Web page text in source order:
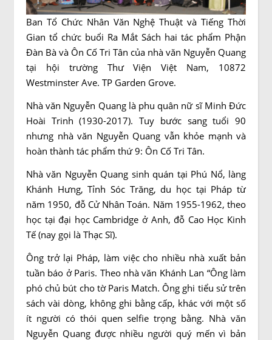
Ban Tổ Chức Nhân Văn Nghệ Thuật và Tiếng Thời
Gian tổ chức buổi Ra Mắt Sách hai tác phẩm Phận
Đàn Bà và Ôn Cố Tri Tân của nhà văn Nguyễn Quang
tại hội trường Thư Viện Việt Nam, 10872
Westminster Ave. TP Garden Grove.
Nhà văn Nguyễn Quang là phu quân nữ sĩ Minh Đức
Hoài Trinh (1930-2017). Tuy bước sang tuổi 90
nhưng nhà văn Nguyễn Quang vẫn khỏe mạnh và
hoàn thành tác phẩm thứ 9: Ôn Cố Tri Tân.
Nhà văn Nguyễn Quang sinh quán tại Phú Nổ, làng
Khánh Hưng, Tỉnh Sóc Trăng, du học tại Pháp từ
năm 1950, đỗ Cử Nhân Toán. Năm 1955-1962, theo
học tại đại học Cambridge ở Anh, đỗ Cao Học Kinh
Tế (nay gọi là Thạc Sĩ).
Ông trở lại Pháp, làm việc cho nhiều nhà xuất bản
tuần báo ở Paris. Theo nhà văn Khánh Lan “Ông làm
phó chủ bút cho tờ Paris Match. Ông ghi tiểu sử trên
sách vài dòng, không ghi bằng cấp, khác với một số
ít người có thói quen selfie trọng bằng. Nhà văn
Nguyễn Quang được nhiều người quý mến vì bản